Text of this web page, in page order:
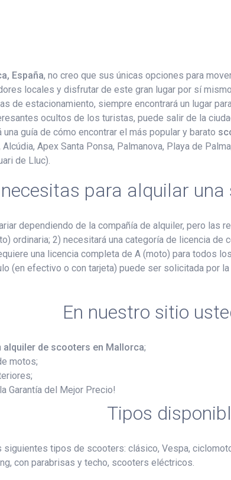
España, no creo que sus únicas opciones para
locales y disfrutar de este gran lugar por sí
de estacionamiento, siempre encontrará un lugar
ocultos de los turistas, puede salir de la
guía de cómo encontrar el más popular y barato
Apex Santa Ponsa, Palmanova, Playa de
de Lluc).
necesitas para alquilar
dependiendo de la compañía de alquiler, pero las
ordinaria; 2) necesitará una categoría de licencia
una licencia completa de A (moto) para todos
(en efectivo o con tarjeta) puede ser solicitada por
En nuestro sitio
alquiler de scooters en Mallorca;
motos;
Garantía del Mejor Precio!
Tipos
tipos de scooters: clásico, Vespa,
con parabrisas y techo, scooters eléctricos.